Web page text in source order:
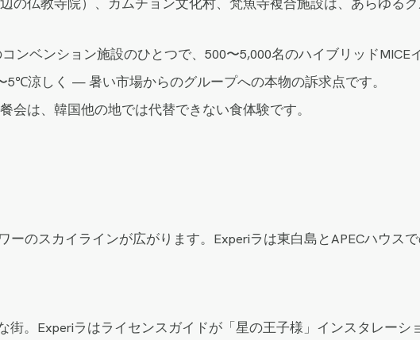
ンベンション施設のひとつで、500〜5,000名のハイブリッドMICE
5℃涼しく — 暑い市場からのグループへの本物の訴求点です。
会は、韓国他の地では代替できない食体験です。
のスカイラインが広がります。Experiラは東白島とAPECハウス
街。Experiラはライセンスガイドが「星の王子様」インスタレーシ